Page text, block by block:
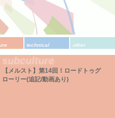
technical other
subculture
【メルスト】第14回！ロードトゥグ
ローリー(追記/動画あり)